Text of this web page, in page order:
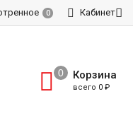
0 Кабинет
Корзина
всего 0 ₽